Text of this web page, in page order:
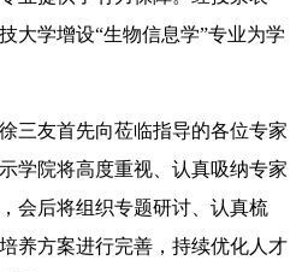
大学增设“生物信息学”专业为学
三友首先向莅临指导的各位专家
学院将高度重视、认真吸纳专家
会后将组织专题研讨、认真梳
养方案进行完善，持续优化人才